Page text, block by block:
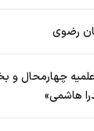
رضوی
چهارمحال و
هاشمی»